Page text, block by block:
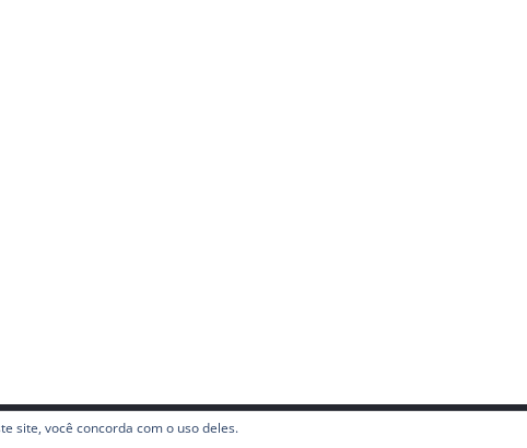
reservados.
site, você concorda com o uso deles.